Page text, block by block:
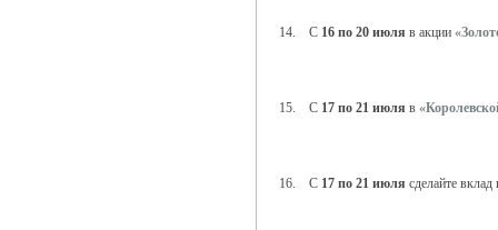
14. С 16 по 20 июля в акции
15. С 17 по 21 июля в
16. С 17 по 21 июля сделайте